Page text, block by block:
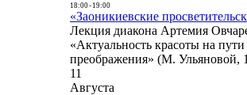
18:00- 19:00
«Заоникиевские
Лекция диакона Артемия
«Актуальность красоты на
преображения» (М. Ульяновой,
11
Августа